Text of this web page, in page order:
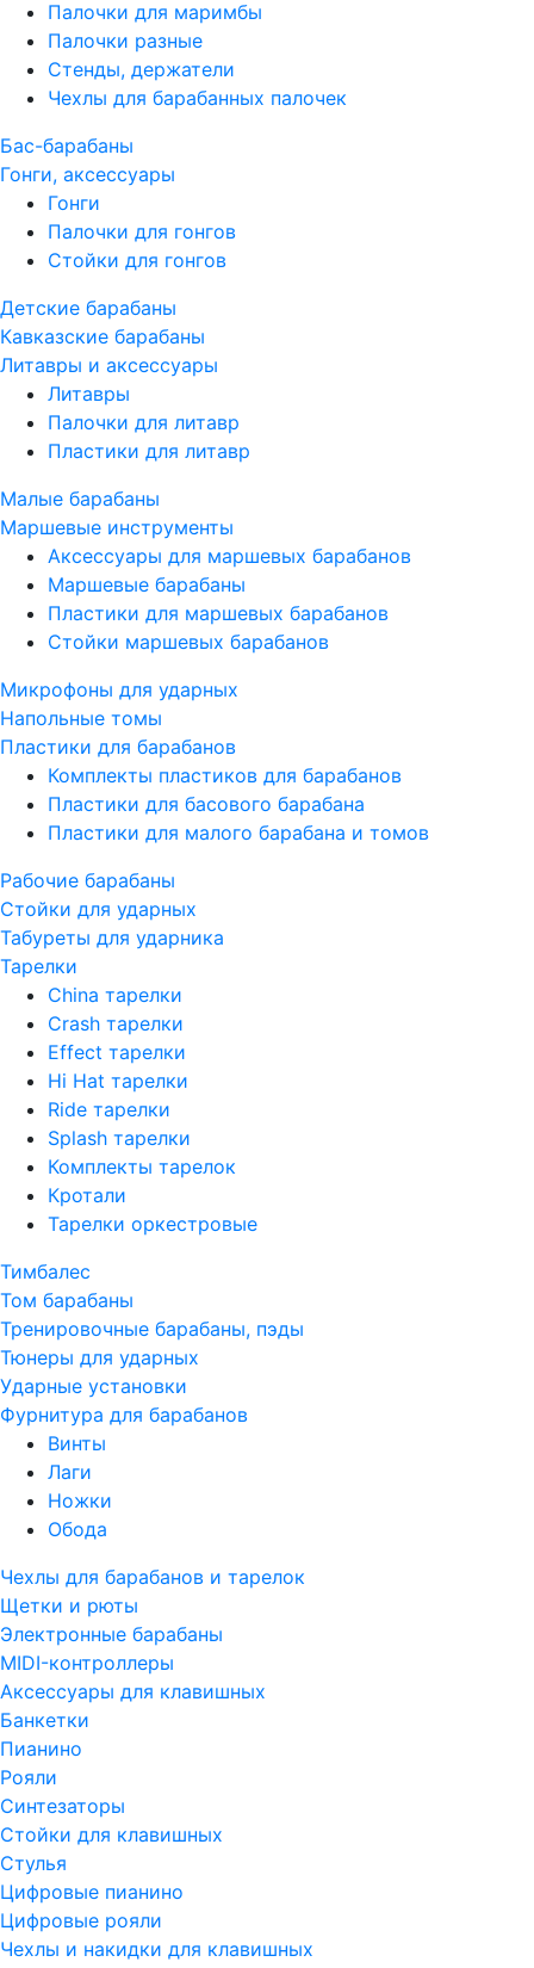
Палочки для маримбы
Палочки разные
Стенды, держатели
Чехлы для барабанных палочек
Бас-барабаны
Гонги, аксессуары
Гонги
Палочки для гонгов
Стойки для гонгов
Детские барабаны
Кавказские барабаны
Литавры и аксессуары
Литавры
Палочки для литавр
Пластики для литавр
Малые барабаны
Маршевые инструменты
Аксессуары для маршевых барабанов
Маршевые барабаны
Пластики для маршевых барабанов
Стойки маршевых барабанов
Микрофоны для ударных
Напольные томы
Пластики для барабанов
Комплекты пластиков для барабанов
Пластики для басового барабана
Пластики для малого барабана и томов
Рабочие барабаны
Стойки для ударных
Табуреты для ударника
Тарелки
China тарелки
Crash тарелки
Effect тарелки
Hi Hat тарелки
Ride тарелки
Splash тарелки
Комплекты тарелок
Кротали
Тарелки оркестровые
Тимбалес
Том барабаны
Тренировочные барабаны, пэды
Тюнеры для ударных
Ударные установки
Фурнитура для барабанов
Винты
Лаги
Ножки
Обода
Чехлы для барабанов и тарелок
Щетки и рюты
Электронные барабаны
MIDI-контроллеры
Аксессуары для клавишных
Банкетки
Пианино
Рояли
Синтезаторы
Стойки для клавишных
Стулья
Цифровые пианино
Цифровые рояли
Чехлы и накидки для клавишных